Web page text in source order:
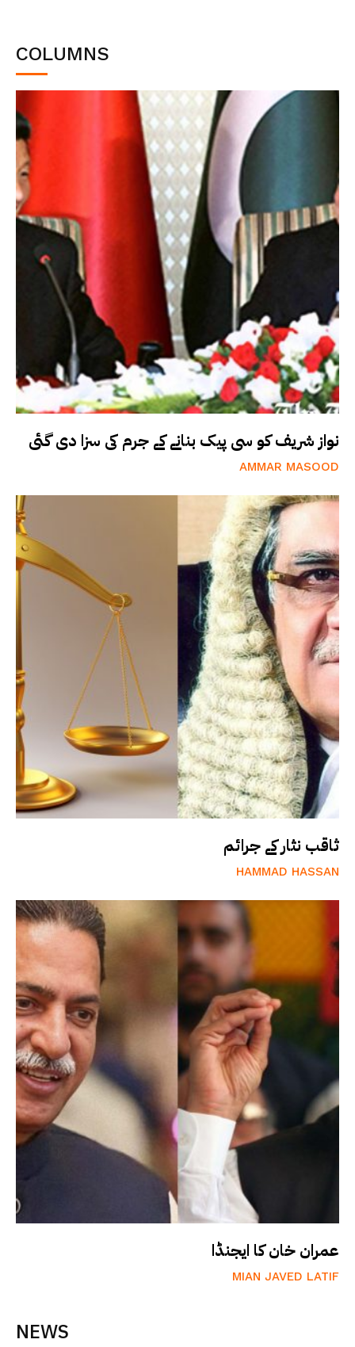
COLUMNS
نواز شریف کو سی پیک بنانے کے جرم کی سزا دی گئی
AMMAR MASOOD
ثاقب نثار کے جرائم
HAMMAD HASSAN
عمران خان کا ایجنڈا
MIAN JAVED LATIF
NEWS